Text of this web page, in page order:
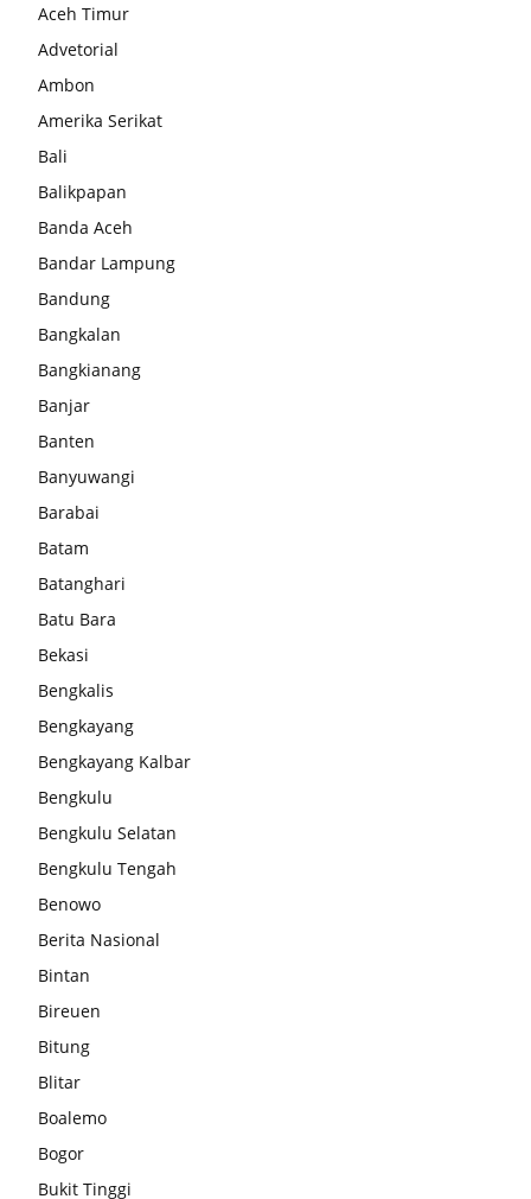
Aceh Timur
Advetorial
Ambon
Amerika Serikat
Bali
Balikpapan
Banda Aceh
Bandar Lampung
Bandung
Bangkalan
Bangkianang
Banjar
Banten
Banyuwangi
Barabai
Batam
Batanghari
Batu Bara
Bekasi
Bengkalis
Bengkayang
Bengkayang Kalbar
Bengkulu
Bengkulu Selatan
Bengkulu Tengah
Benowo
Berita Nasional
Bintan
Bireuen
Bitung
Blitar
Boalemo
Bogor
Bukit Tinggi